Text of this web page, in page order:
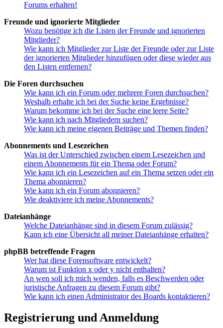
Forums erhalten!
Freunde und ignorierte Mitglieder
Wozu benötige ich die Listen der Freunde und ignorierten
Mitglieder?
Wie kann ich Mitglieder zur Liste der Freunde oder zur Liste
der ignorierten Mitglieder hinzufügen oder diese wieder aus
den Listen entfernen?
Die Foren durchsuchen
Wie kann ich ein Forum oder mehrere Foren durchsuchen?
Weshalb erhalte ich bei der Suche keine Ergebnisse?
Warum bekomme ich bei der Suche eine leere Seite?
Wie kann ich nach Mitgliedern suchen?
Wie kann ich meine eigenen Beiträge und Themen finden?
Abonnements und Lesezeichen
Was ist der Unterschied zwischen einem Lesezeichen und
einem Abonnements für ein Thema oder Forum?
Wie kann ich ein Lesezeichen auf ein Thema setzen oder ein
Thema abonnieren?
Wie kann ich ein Forum abonnieren?
Wie deaktiviere ich meine Abonnements?
Dateianhänge
Welche Dateianhänge sind in diesem Forum zulässig?
Kann ich eine Übersicht all meiner Dateianhänge erhalten?
phpBB betreffende Fragen
Wer hat diese Forensoftware entwickelt?
Warum ist Funktion x oder y nicht enthalten?
An wen soll ich mich wenden, falls es Beschwerden oder
juristische Anfragen zu diesem Forum gibt?
Wie kann ich einen Administrator des Boards kontaktieren?
Registrierung und Anmeldung